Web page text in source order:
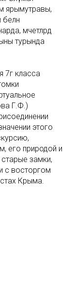
ярымутравы,
мәчетләрдә
турында
7г класса
Г.Ф.)
этого
его природой и
замки,
с восторгом
Крыма.